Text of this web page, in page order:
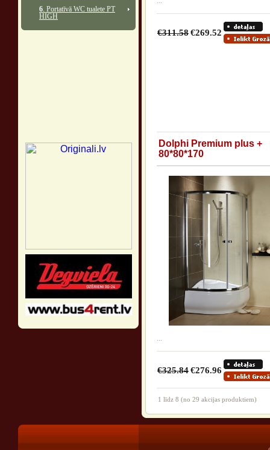
6. Portatīvā WC tualete PT
HIGH
€311.58€269.52
Dolphi Premium plus +
80*80*170
€325.84€276.96
1 līdz 8 (no 29 akcijas produktiem)